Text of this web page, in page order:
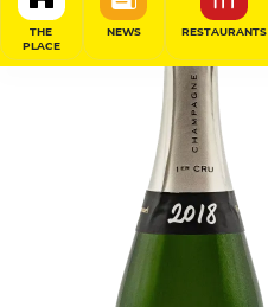
THE
PLACE
NEWS RESTAURANTS